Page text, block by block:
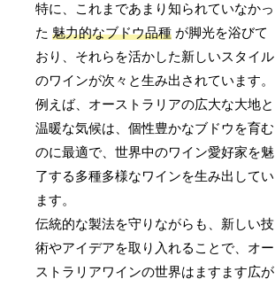
特に、これまであまり知られていなかっ
た魅力的なブドウ品種 が脚光を浴びて
おり、それらを活かした新しいスタイル
のワインが次々と生み出されています。
例えば、オーストラリアの広大な大地と
温暖な気候は、個性豊かなブドウを育む
のに最適で、世界中のワイン愛好家を魅
了する多種多様なワインを生み出してい
ます。
伝統的な製法を守りながらも、新しい技
術やアイデアを取り入れることで、オー
ストラリアワインの世界はますます広が